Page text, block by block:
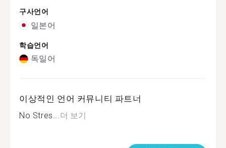
구사언어
일본어
학습언어
독일어
이상적인 언어 커뮤니티 파트너
No Stres...더 보기